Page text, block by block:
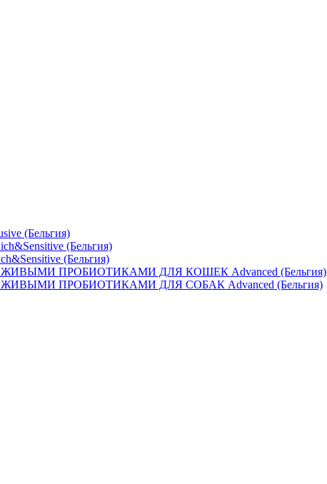
(Бельгия)
(Бельгия)
(Бельгия)
ПРОБИОТИКАМИ ДЛЯ КОШЕК Advanced (Бельгия)
ПРОБИОТИКАМИ ДЛЯ СОБАК Advanced (Бельгия)